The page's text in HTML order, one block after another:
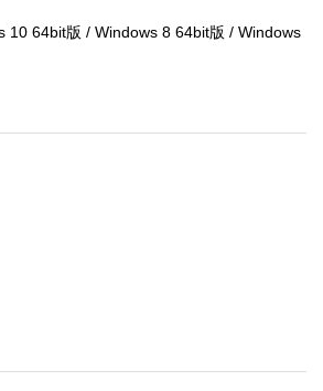
10 64bit版 / Windows 8 64bit版 / Windows